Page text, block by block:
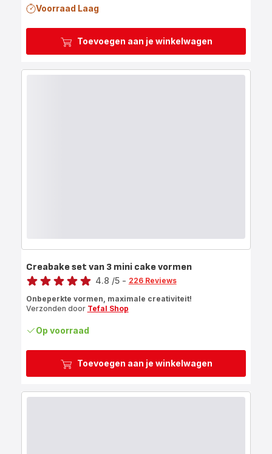
Toevoegen aan je winkelwagen
Voorraad Laag
Toevoegen aan je winkelwagen
Creabake set van 3 mini cake vormen
Score
4.8 /5 - 226 Reviews
Onbeperkte vormen, maximale creativiteit!
Verzonden door Tefal Shop
Op voorraad